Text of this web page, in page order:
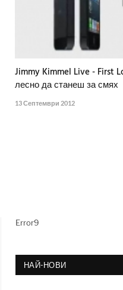
Jimmy Kimmel Live - First
лесно да станеш за смях
13 Септември 2012
Error9
НАЙ-НОВИ